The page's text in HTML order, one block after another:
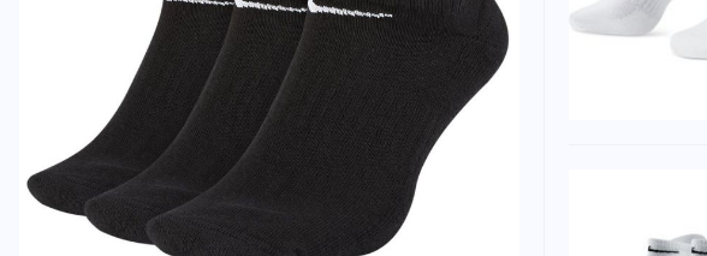
Überschrift
Überschrift
Rezension
Rezension